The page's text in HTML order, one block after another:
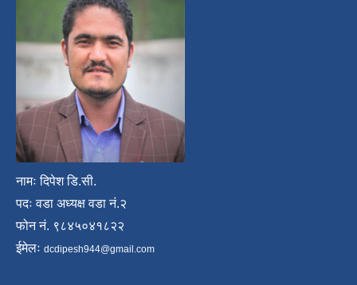
नामः दिपेश डि.सी.
पदः वडा अध्यक्ष वडा नं.२
फोन नं. ९८४५०४१८२२
ईमेलः dcdipesh944@gmail.com